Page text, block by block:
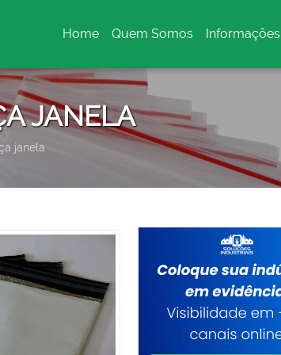
Home
(current)
Quem Somos Informações
JANELA
janela